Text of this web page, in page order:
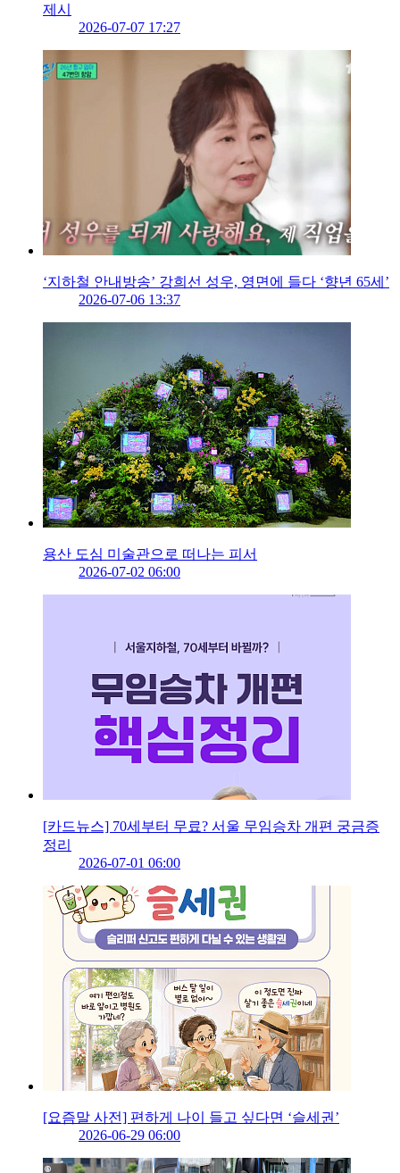
제시
2026-07-07 17:27
‘지하철 안내방송’ 강희선 성우, 영면에 들다 ‘향년 65세’
2026-07-06 13:37
용산 도심 미술관으로 떠나는 피서
2026-07-02 06:00
[카드뉴스] 70세부터 무료? 서울 무임승차 개편 궁금증
정리
2026-07-01 06:00
[요즘말 사전] 편하게 나이 들고 싶다면 ‘슬세권’
2026-06-29 06:00